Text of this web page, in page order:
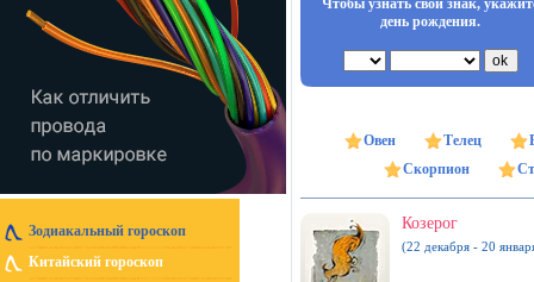
Зодиакальный гороскоп
Китайский гороскоп
Чтобы узнать свой знак,
день рождения.
Овен Телец
Скорпион
Козерог
(22 декабря - 20